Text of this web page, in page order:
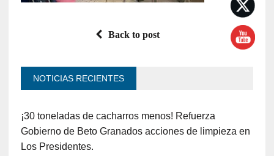
Back to post
NOTICIAS RECIENTES
¡30 toneladas de cacharros menos! Refuerza
Gobierno de Beto Granados acciones de limpieza en
Los Presidentes.